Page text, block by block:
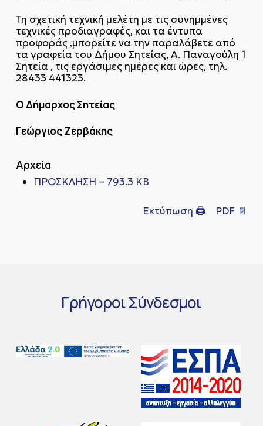
Τη σχετική τεχνική μελέτη με τις συνημμένες
τεχνικές προδιαγραφές, και τα έντυπα
προφοράς ,μπορείτε να την παραλάβετε από
τα γραφεία του Δήμου Σητείας, Α. Παναγούλη 1
Σητεία , τις εργάσιμες ημέρες και ώρες, τηλ.
28433 441323.
Ο Δήμαρχος Σητείας
Γεώργιος Ζερβάκης
Αρχεία
ΠΡΟΣΚΛΗΣΗ – 793.3 KB
Εκτύπωση 🖨 PDF 📄
ΓρήγοροιΣύνδεσμοι